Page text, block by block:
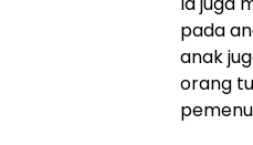
pada
anak
orang